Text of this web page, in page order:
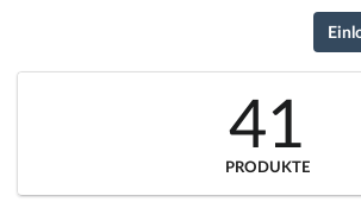
41
PRODUKTE